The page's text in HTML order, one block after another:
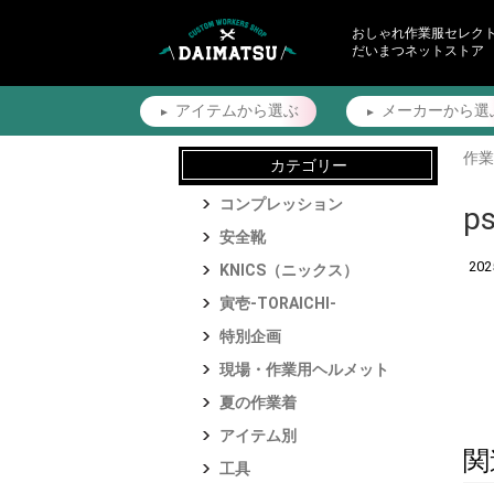
おしゃれ作業服セレク
だいまつネットストア
アイテムから選ぶ メーカーから選
作
カテゴリー
コンプレッション
安全靴
KNICS（ニックス）
寅壱-TORAICHI-
特別企画
現場・作業用ヘルメット
夏の作業着
アイテム別
工具